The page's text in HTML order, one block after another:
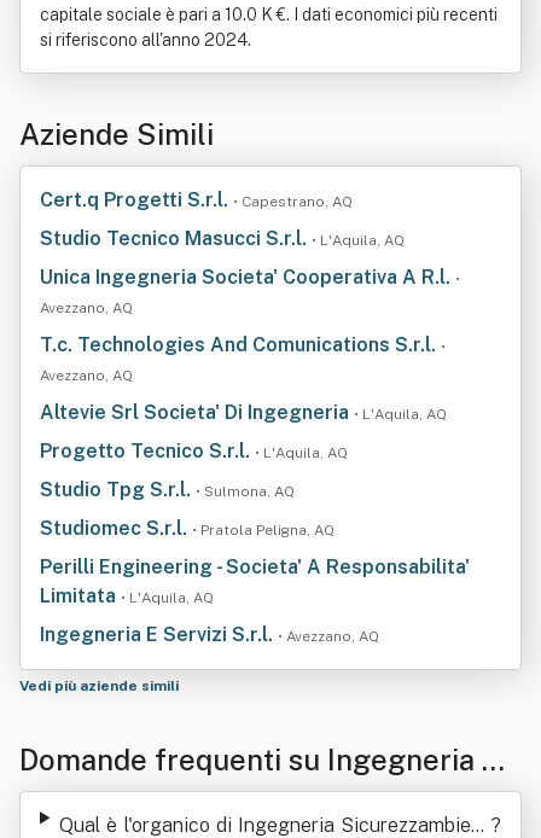
capitale sociale è pari a 10.0 K €. I dati economici più recenti
si riferiscono all'anno 2024.
Aziende Simili
Cert.q Progetti S.r.l. • Capestrano, AQ
Studio Tecnico Masucci S.r.l. • L'Aquila, AQ
Unica Ingegneria Societa' Cooperativa A R.l. •
Avezzano, AQ
T.c. Technologies And Comunications S.r.l. •
Avezzano, AQ
Altevie Srl Societa' Di Ingegneria • L'Aquila, AQ
Progetto Tecnico S.r.l. • L'Aquila, AQ
Studio Tpg S.r.l. • Sulmona, AQ
Studiomec S.r.l. • Pratola Peligna, AQ
Perilli Engineering - Societa' A Responsabilita'
Limitata • L'Aquila, AQ
Ingegneria E Servizi S.r.l. • Avezzano, AQ
Vedi più aziende simili
Domande frequenti su Ingegneria Si
curezzambiente Srl
Qual è l'organico di Ingegneria Sicurezzambient ?